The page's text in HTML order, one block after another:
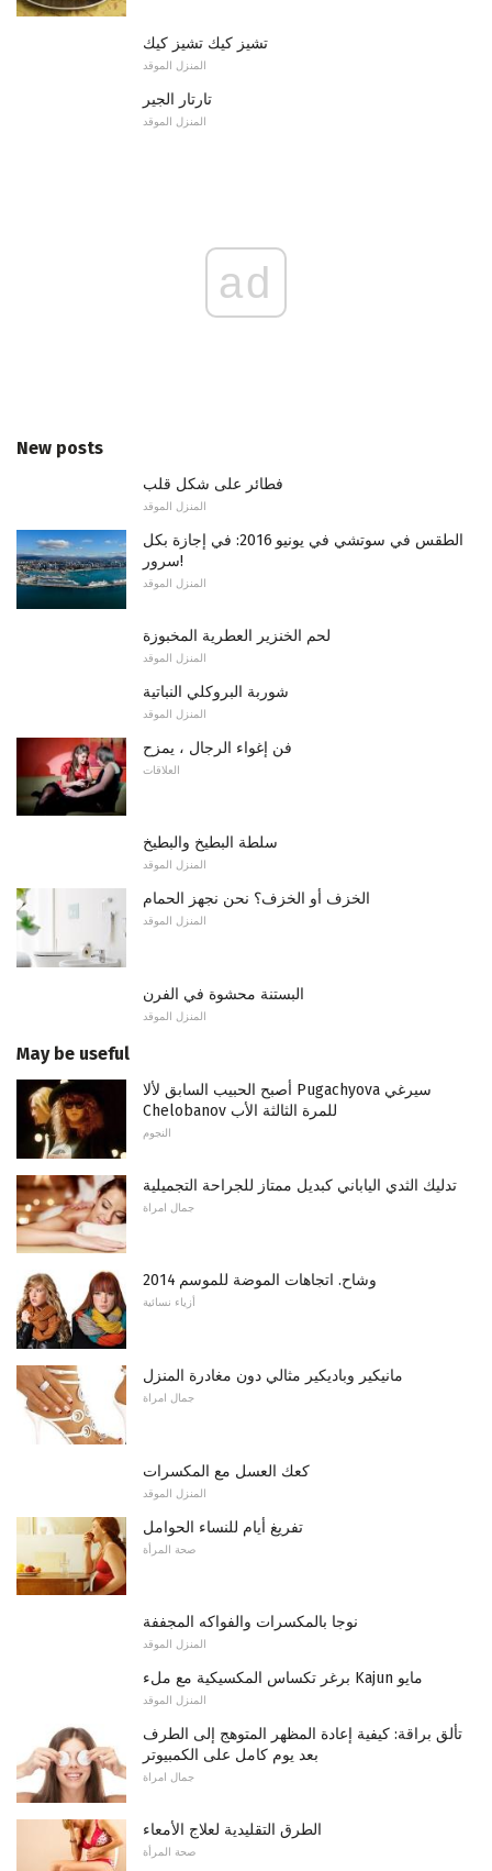
تشيز كيك تشيز كيك
المنزل الموقد
تارتار الجير
المنزل الموقد
ad
New posts
فطائر على شكل قلب
المنزل الموقد
الطقس في سوتشي في يونيو 2016: في إجازة بكل
سرور!
المنزل الموقد
لحم الخنزير العطرية المخبوزة
المنزل الموقد
شوربة البروكلي النباتية
المنزل الموقد
فن إغواء الرجال ، يمزح
العلاقات
سلطة البطيخ والبطيخ
المنزل الموقد
الخزف أو الخزف؟ نحن نجهز الحمام
المنزل الموقد
البستنة محشوة في الفرن
المنزل الموقد
May be useful
أصبح الحبيب السابق لألا Pugachyova سيرغي
Chelobanov للمرة الثالثة الأب
النجوم
تدليك الثدي الياباني كبديل ممتاز للجراحة التجميلية
جمال امراة
وشاح. اتجاهات الموضة للموسم 2014
أزياء نسائية
مانيكير وباديكير مثالي دون مغادرة المنزل
جمال امراة
كعك العسل مع المكسرات
المنزل الموقد
تفريغ أيام للنساء الحوامل
صحة المرأة
نوجا بالمكسرات والفواكه المجففة
المنزل الموقد
برغر تكساس المكسيكية مع ملء Kajun مايو
المنزل الموقد
تألق براقة: كيفية إعادة المظهر المتوهج إلى الطرف
بعد يوم كامل على الكمبيوتر
جمال امراة
الطرق التقليدية لعلاج الأمعاء
صحة المرأة